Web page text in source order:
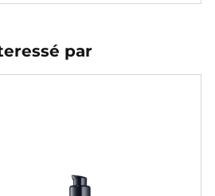
par